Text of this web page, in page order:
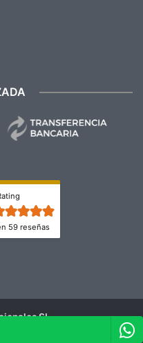
59 reseñas
SL
Aviso Legal